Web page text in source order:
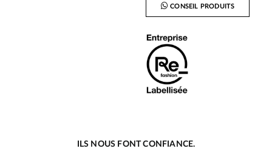
CONSEIL PRODUITS
ILS NOUS FONT CONFIANCE.